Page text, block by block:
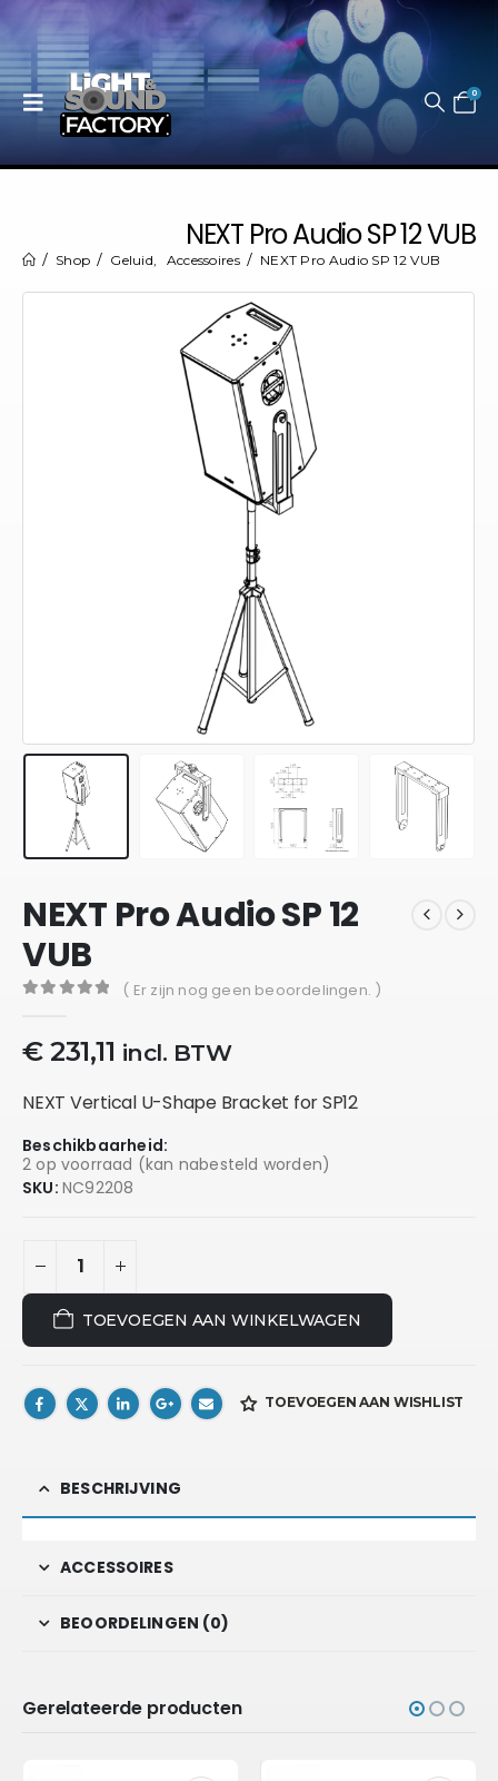
0
NEXT Pro Audio SP 12 VUB
Shop Geluid, Accessoires NEXT Pro Audio SP 12 VUB
NEXT Pro Audio SP 12
VUB
( Er zijn nog geen beoordelingen. )
€231,11 incl. BTW
NEXT Vertical U-Shape Bracket for SP12
Beschikbaarheid:
2 op voorraad (kan nabesteld worden)
SKU: NC92208
TOEVOEGEN AAN WINKELWAGEN
TOEVOEGEN AAN WISHLIST
BESCHRIJVING
ACCESSOIRES
BEOORDELINGEN (0)
Gerelateerde producten